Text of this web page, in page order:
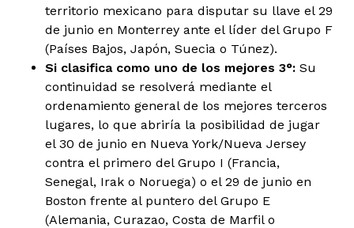
territorio mexicano para disputar su llave el 29
de junio en Monterrey ante el líder del Grupo F
(Países Bajos, Japón, Suecia o Túnez).
Si clasifica como uno de los mejores 3°:Su
continuidad se resolverá mediante el
ordenamiento general de los mejores terceros
lugares, lo que abriría la posibilidad de jugar
el 30 de junio en Nueva York/Nueva Jersey
contra el primero del Grupo I (Francia,
Senegal, Irak o Noruega) o el 29 de junio en
Boston frente al puntero del Grupo E
(Alemania, Curazao, Costa de Marfil o